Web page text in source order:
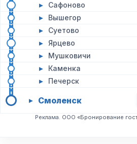
▸ Сафоново
▸ Вышегор
▸ Суетово
▸ Ярцево
▸ Мушковичи
▸ Каменка
▸ Печерск
▸ Смоленск
Реклама. ООО «Бронирование